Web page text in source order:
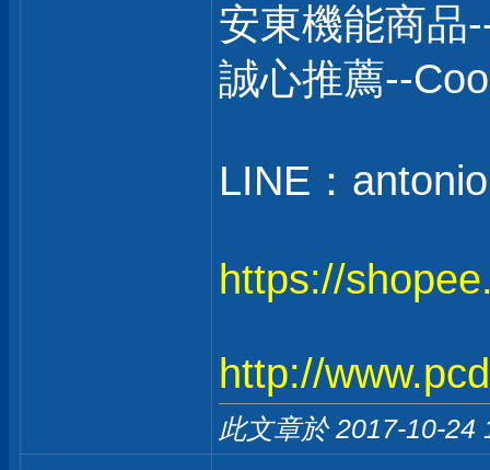
安東機能商品
誠心推薦--
LINE：
https://
http://
此文章於 2017-10-24